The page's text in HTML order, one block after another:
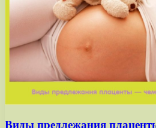
Виды предлежания